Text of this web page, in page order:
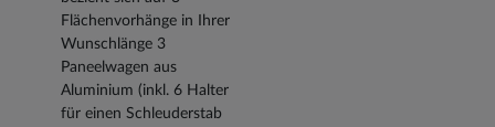
Flächenvorhänge in Ihrer
Wunschlänge 3
Paneelwagen aus
Aluminium (inkl. 6 Halter
für einen Schleuderstab